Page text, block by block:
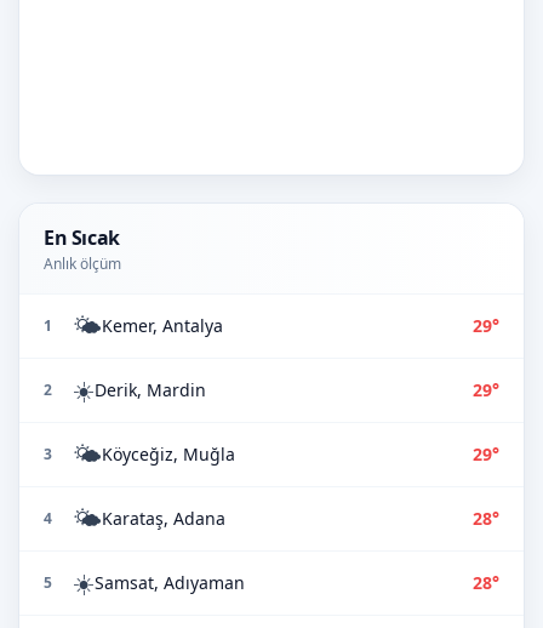
En Sıcak
Anlık ölçüm
1 🌤️Kemer, Antalya 29°
2 ☀️Derik, Mardin 29°
3 🌤️Köyceğiz, Muğla 29°
4 🌤️Karataş, Adana 28°
5 ☀️Samsat, Adıyaman 28°